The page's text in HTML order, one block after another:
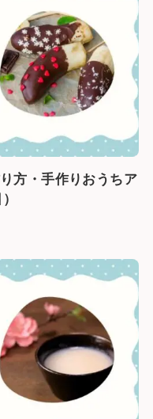
方・手作りおうちア